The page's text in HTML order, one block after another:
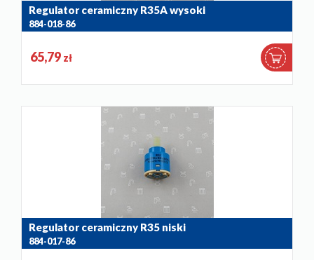
Regulator ceramiczny R35A wysoki
884-018-86
65,79 zł
Regulator ceramiczny R35 niski
884-017-86